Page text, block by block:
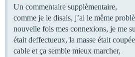
Un commentaire supplèmentaire,
comme je le disais, j’ai le même
nouvelle fois mes connexions, je me
était deffectueux, la masse était
cable et ça semble mieux marcher,